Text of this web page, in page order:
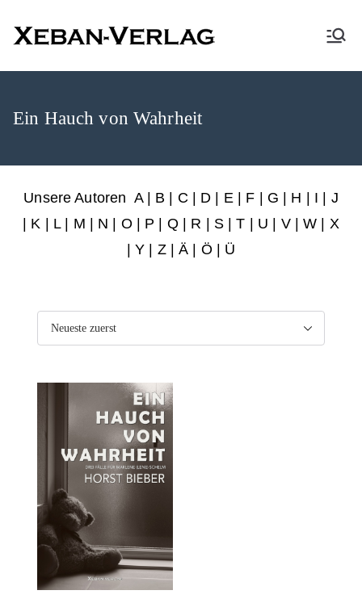
XEBAN-Verlag
Ein Hauch von Wahrheit
Unsere Autoren A| B C D E| F G H I
J
K L| M N O P Q| R S |T U V|W
X
Y Z|Ä | Ö | Ü